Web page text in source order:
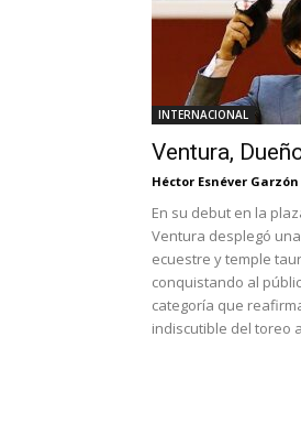
INTERNACIONAL
Ventura,
Héctor Esnéver
En su debut en la
Ventura desplegó
ecuestre y temple
conquistando al
categoría que
indiscutible del toreo